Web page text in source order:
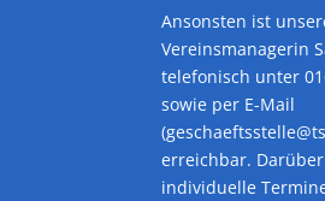
Ansonsten ist
Vereinsmanagerin
telefonisch unter
sowie per E-Mail
erreichbar.
individuelle